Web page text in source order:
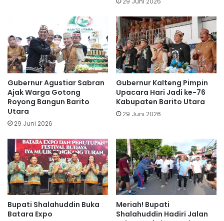
Gubernur Agustiar Sabran
Ajak Warga Gotong
Royong Bangun Barito
Utara
29 Juni 2026
Gubernur Kalteng Pimpin
Upacara Hari Jadi ke-76
Kabupaten Barito Utara
29 Juni 2026
Bupati Shalahuddin Buka
Batara Expo
Meriah! Bupati
Shalahuddin Hadiri Jalan